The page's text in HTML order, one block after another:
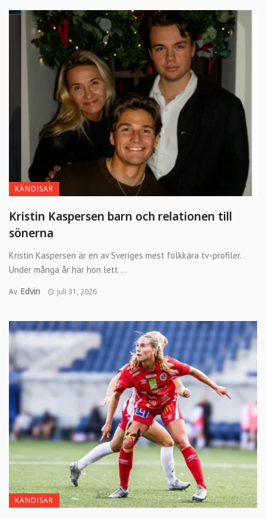
KÄNDISAR
Kristin Kaspersen barn och relationen till
sönerna
Kristin Kaspersen är en av Sveriges mest folkkära tv-profiler.
Under många år har hon lett ...
Av Edvin juli 31, 2026
KÄNDISAR